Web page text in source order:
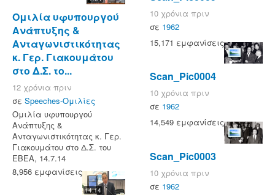
Ομιλία υφυπουργού
Ανάπτυξης &
Ανταγωνιστικότητας
κ. Γερ. Γιακουμάτου
στο Δ.Σ. το...
12 χρόνια πριν
σε Speeches-Ομιλίες
Ομιλία υφυπουργού
Ανάπτυξης &
Ανταγωνιστικότητας κ. Γερ.
Γιακουμάτου στο Δ.Σ. του
ΕΒΕΑ, 14.7.14
8,956 εμφανίσεις
14:14
10 χρόνια πριν
σε 1962
15,171 εμφανίσεις
Scan_Pic0004
10 χρόνια πριν
σε 1962
14,549 εμφανίσεις
Scan_Pic0003
10 χρόνια πριν
σε 1962